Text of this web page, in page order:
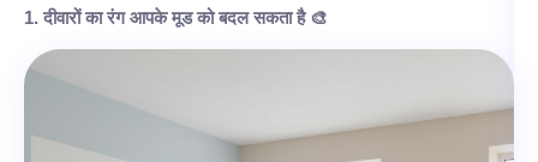
1. दीवारों का रंग आपके मूड को बदल सकता है 🎨